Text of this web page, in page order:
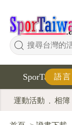
SporTaiwan
運動活動 . 相簿